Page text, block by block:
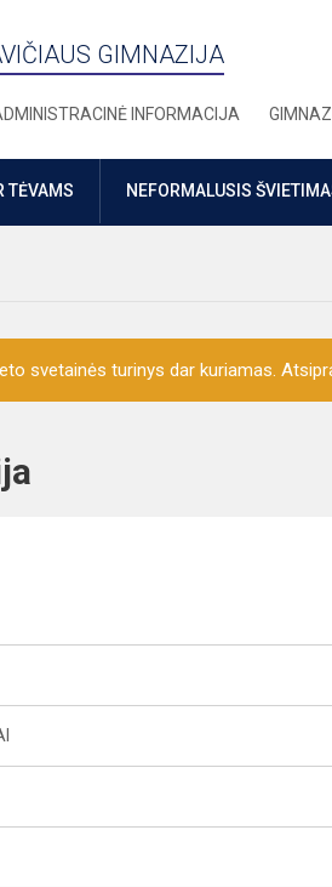
GIMNAZIJA
INFORMACIJA
TĖVAMS NEFORMALUSIS
svetainės turinys dar kuriamas.